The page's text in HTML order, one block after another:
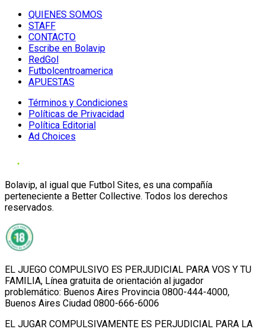
QUIENES SOMOS
STAFF
CONTACTO
Escribe en Bolavip
RedGol
Futbolcentroamerica
APUESTAS
Términos y Condiciones
Políticas de Privacidad
Política Editorial
Ad Choices
Bolavip, al igual que Futbol Sites, es una compañía
perteneciente a Better Collective. Todos los derechos
reservados.
EL JUEGO COMPULSIVO ES PERJUDICIAL PARA VOS Y TU
FAMILIA, Línea gratuita de orientación al jugador
problemático: Buenos Aires Provincia 0800-444-4000,
Buenos Aires Ciudad 0800-666-6006
EL JUGAR COMPULSIVAMENTE ES PERJUDICIAL PARA LA